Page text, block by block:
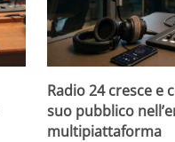
Radio 24 cresce e
suo pubblico
multipiattaforma